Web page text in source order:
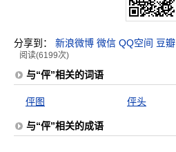
分享到： 新浪微博 微信 QQ空间 豆瓣
阅读(6199次)
与“伻”相关的词语
伻图 伻头
与“伻”相关的成语